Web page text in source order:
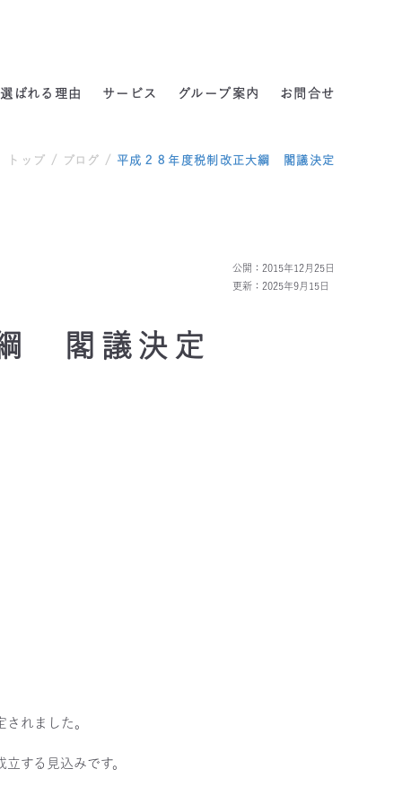
ばれる理由 サービス グループ案内 お問合せ
くある質問
トップ / ブログ / 平成２８年度税制改正大綱 閣議決定
公開：2015年12月25日
更新：2025年9月15日
閣議決定
れました。
する見込みです。